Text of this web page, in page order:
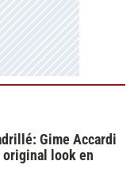
Gime Accardi
original look en